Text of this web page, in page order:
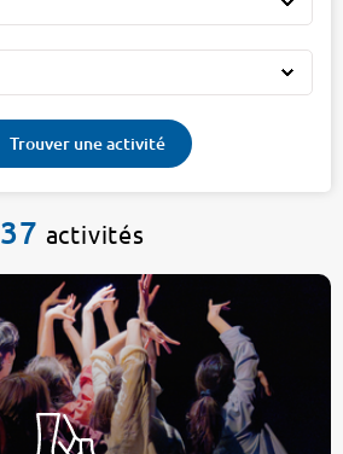
Trouver une activité
37 activités